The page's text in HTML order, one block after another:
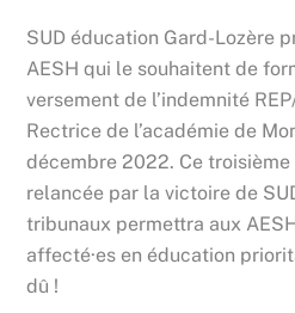
SUD éducation Gard-Lozère
AESH qui le souhaitent de
versement de l’indemnité
Rectrice de l’académie de
décembre 2022. Ce
relancée par la victoire de
tribunaux permettra aux
affecté·es en éducation
dû !